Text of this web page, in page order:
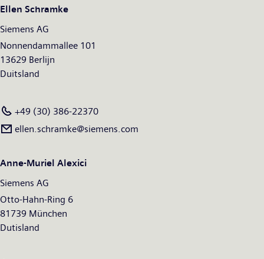
Siemens generated revenue of €83.0 billion and net income of
around 379,000 employees worldwide. Further information is
available on the Internet at
Ellen Schramke
Siemens AG
Nonnendammallee 101
13629 Berlijn
Duitsland
+49 (30) 386-22370
ellen.schramke@siemens.com
Anne-Muriel Alexici
Siemens AG
Otto-Hahn-Ring 6
81739 München
Dutisland